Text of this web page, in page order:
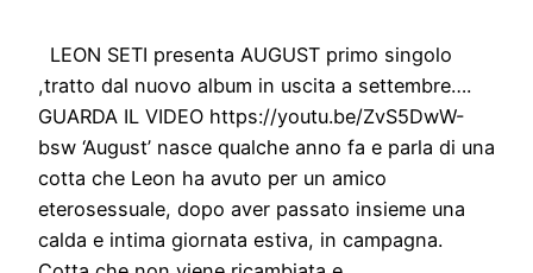
LEON SETI presenta AUGUST primo singolo
,tratto dal nuovo album in uscita a settembre….
GUARDA IL VIDEO https://youtu.be/ZvS5DwW-
bsw ‘August’ nasce qualche anno fa e parla di una
cotta che Leon ha avuto per un amico
eterosessuale, dopo aver passato insieme una
calda e intima giornata estiva, in campagna.